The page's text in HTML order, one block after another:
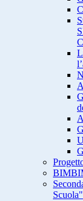
Scuola"